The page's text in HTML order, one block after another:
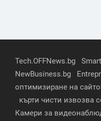
Tech.OFFNews.bg
NewBusiness.bg
оптимизиране на
кърти чисти извозва
Камери за